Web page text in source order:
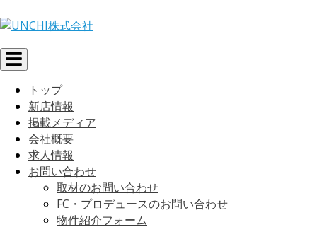
Toggle
navigation
トップ
新店情報
掲載メディア
会社概要
求人情報
お問い合わせ
取材のお問い合わせ
FC・プロデュースのお問い合わせ
物件紹介フォーム